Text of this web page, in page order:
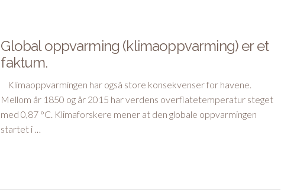
Global oppvarming (klimaoppvarming) er et
faktum.
Klimaoppvarmingen har også store konsekvenser for havene.
Mellom år 1850 og år 2015 har verdens overflatetemperatur steget
med 0,87 °C. Klimaforskere mener at den globale oppvarmingen
startet i …